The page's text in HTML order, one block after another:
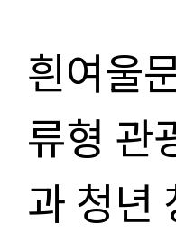
흰여울
류형 관
과 청년